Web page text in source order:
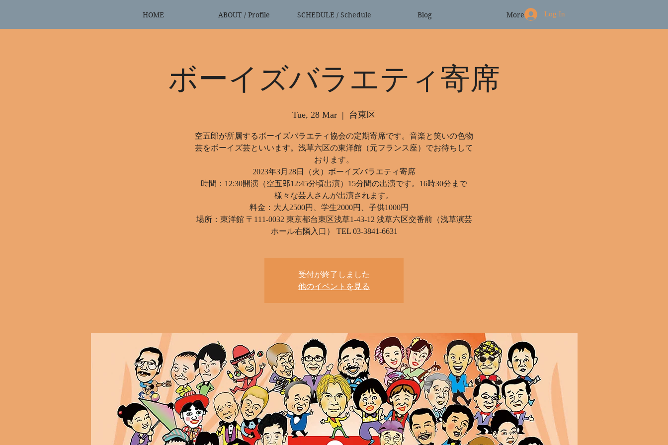
HOME ABOUT / Profile SCHEDULE / Schedule Blog More Log In
ボーイズバラエティ寄席
Tue, 28 Mar
  |
台東区
空五郎が所属するボーイズバラエティ協会の定期寄席です。音楽と笑いの色物
芸をボーイズ芸といいます。浅草六区の東洋館（元フランス座）でお待ちして
おります。
2023年3月28日（火）ボーイズバラエティ寄席
時間：12:30開演（空五郎12:45分頃出演）15分間の出演です。16時30分まで
様々な芸人さんが出演されます。
料金：大人2500円、学生2000円、子供1000円
場所：東洋館 〒111-0032 東京都台東区浅草1-43-12 浅草六区交番前（浅草演芸
受付が終了しました
他のイベントを見る